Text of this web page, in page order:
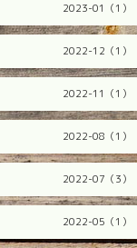
2023-01（1）
2022-12（1）
2022-11（1）
2022-08（1）
2022-07（3）
2022-05（1）